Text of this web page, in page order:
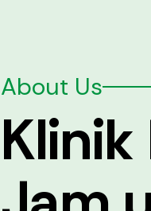
About Us